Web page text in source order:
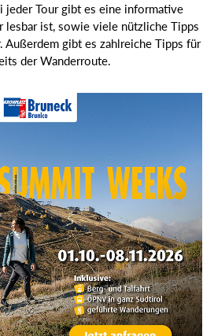
jeder Tour gibt es eine informative
lesbar ist, sowie viele nützliche Tipps
Außerdem gibt es zahlreiche Tipps für
der Wanderroute.